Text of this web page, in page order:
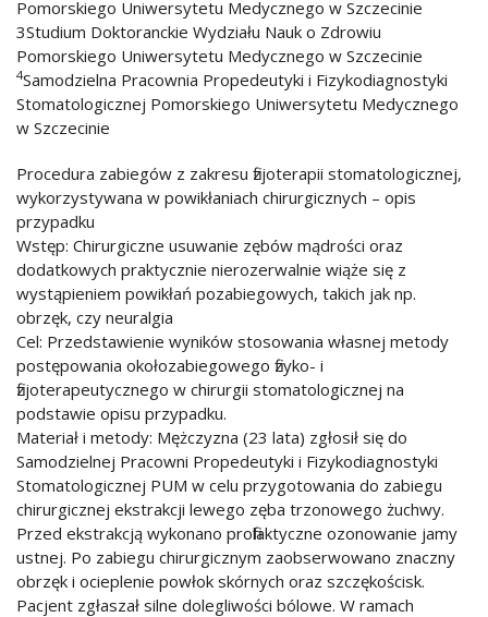
Pomorskiego Uniwersytetu Medycznego w Szczecinie
3Studium Doktoranckie Wydziału Nauk o Zdrowiu
Pomorskiego Uniwersytetu Medycznego w Szczecinie
4Samodzielna Pracownia Propedeutyki i Fizykodiagnostyki
Stomatologicznej Pomorskiego Uniwersytetu Medycznego
w Szczecinie
Procedura zabiegów z zakresu fizjoterapii stomatologicznej,
wykorzystywana w powikłaniach chirurgicznych – opis
przypadku
Wstęp: Chirurgiczne usuwanie zębów mądrości oraz
dodatkowych praktycznie nierozerwalnie wiąże się z
wystąpieniem powikłań pozabiegowych, takich jak np.
obrzęk, czy neuralgia
Cel: Przedstawienie wyników stosowania własnej metody
postępowania okołozabiegowego fizyko- i
fizjoterapeutycznego w chirurgii stomatologicznej na
podstawie opisu przypadku.
Materiał i metody: Mężczyzna (23 lata) zgłosił się do
Samodzielnej Pracowni Propedeutyki i Fizykodiagnostyki
Stomatologicznej PUM w celu przygotowania do zabiegu
chirurgicznej ekstrakcji lewego zęba trzonowego żuchwy.
Przed ekstrakcją wykonano profilaktyczne ozonowanie jamy
ustnej. Po zabiegu chirurgicznym zaobserwowano znaczny
obrzęk i ocieplenie powłok skórnych oraz szczękościsk.
Pacjent zgłaszał silne dolegliwości bólowe. W ramach